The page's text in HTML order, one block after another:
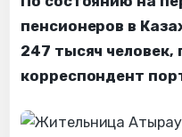
пенсионеров в
247 тысяч человек,
корреспондент